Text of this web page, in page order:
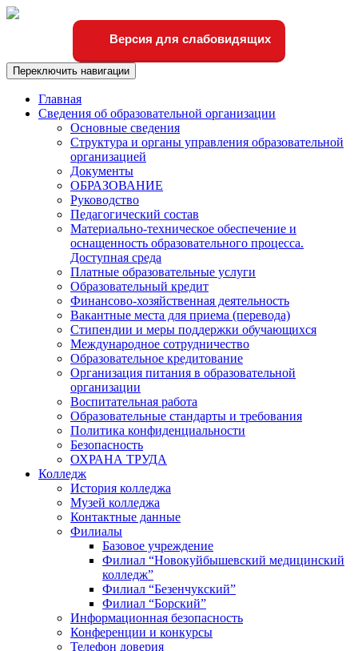
Версия для слабовидящих
Переключить навигации
Главная
Сведения об образовательной организации
Основные сведения
Структура и органы управления образовательной
организацией
Документы
ОБРАЗОВАНИЕ
Руководство
Педагогический состав
Материально-техническое обеспечение и
оснащенность образовательного процесса.
Доступная среда
Платные образовательные услуги
Образовательный кредит
Финансово-хозяйственная деятельность
Вакантные места для приема (перевода)
Стипендии и меры поддержки обучающихся
Международное сотрудничество
Образовательное кредитование
Организация питания в образовательной
организации
Воспитательная работа
Образовательные стандарты и требования
Политика конфиденциальности
Безопасность
ОХРАНА ТРУДА
Колледж
История колледжа
Музей колледжа
Контактные данные
Филиалы
Базовое учреждение
Филиал “Новокуйбышевский медицинский
колледж”
Филиал “Безенчукский”
Филиал “Борский”
Информационная безопасность
Конференции и конкурсы
Телефон доверия